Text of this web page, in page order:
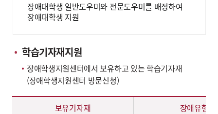
장애대학생 일반도우미와 전문도우미를 배정하여
장애대학생 지원
학습기자재지원
장애학생지원센터에서 보유하고 있는 학습기자재
(장애학생지원센터 방문신청)
학습기자재지원 - 보유기자재, 장애유형, 수량, 구비장소 정보 제공
보유기자재 장애유형